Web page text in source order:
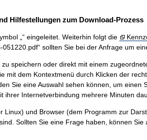
Hilfestellungen zum Download-Prozess
„“ eingeleitet. Weiterhin folgt die
sollten Sie bei der Anfrage um
speichern oder direkt mit einem
dem Kontextmenü durch Klicken der
Sie eine Auswahl sehen können, um
ihrer Internetverbindung mehrere Minuten
Linux) und Browser (dem Programm zur
Sollten Sie eine Frage haben, können Sie